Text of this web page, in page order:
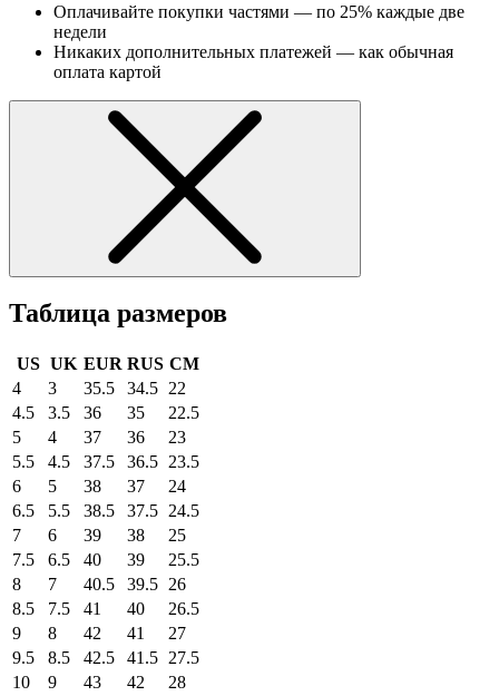
Оплачивайте покупки частями — по 25% каждые две
недели
Никаких дополнительных платежей — как обычная
оплата картой
Таблица размеров
US UK EUR RUS CM
4
3 35.5 34.5 22
4.5
3.5 36 35
22.5
5
4 37 36
23
5.5
4.5 37.5 36.5 23.5
6
5 38 37
24
6.5
5.5 38.5 37.5 24.5
7
6 39 38
25
7.5
6.5 40 39
25.5
8
7 40.5 39.5 26
8.5
7.5 41 40
26.5
9
8 42 41
27
9.5
8.5 42.5 41.5 27.5
10
9 43 42
28